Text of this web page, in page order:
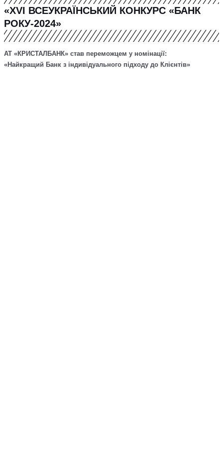
«XVI ВСЕУКРАЇНСЬКИЙ КОНКУРС «БАНК
РОКУ-2024»
АТ «КРИСТАЛБАНК» став переможцем у номінації:
«Найкращий Банк з індивідуального підходу до Клієнтів»